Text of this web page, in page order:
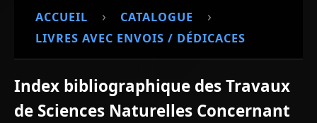
ACCUEIL › CATALOGUE ›
LIVRES AVEC ENVOIS / DÉDICACES
Index bibliographique des Travaux
de Sciences Naturelles Concernant